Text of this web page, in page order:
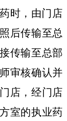
时，由门店
后传输至总
传输至总部
审核确认并
店，经门店
室的执业药